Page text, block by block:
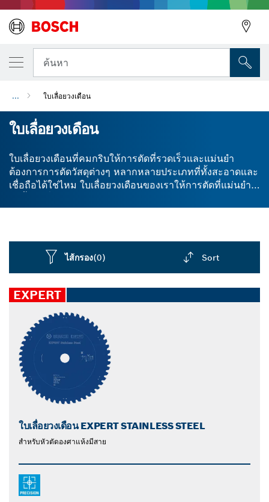
ค้นหา
... ใบเลื่อยวงเดือน
ใบเลื่อยวงเดือน
ใบเลื่อยวงเดือนที่คมกริบให้การตัดที่รวดเร็วและแม่นยำ
ต้องการการตัดวัสดุต่างๆ หลากหลายประเภทที่ทั้งสะอาดและ
เชื่อถือได้ใช่ไหม ใบเลื่อยวงเดือนของเราให้การตัดที่แม่นยำ
ต่างๆ หลากหลายประเภท ออกแบบมาพร้อมกับช่องป้องกัน
ขึ้นด้วยใบเลื่อยวงเดือนสำหรับการตัดโลหะของเรา เลือกจาก
ใบมีดเฉพาะวัสดุหรือเลือกใบเลื่อยวงเดือนแบบหลายวัสดุเพื่อ
ไส้กรอง(0) Sort
closed
EXPERT
ใบเลื่อยวงเดือน EXPERT STAINLESS STEEL
สําหรับหัวตัดองศาแห้งมีสาย